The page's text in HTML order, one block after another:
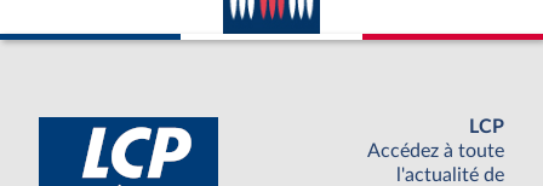
LCP
Accédez à toute
l'actualité de